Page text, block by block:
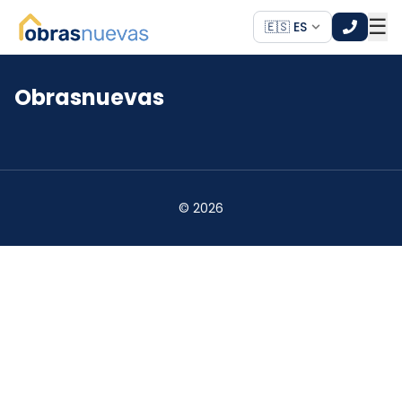
🇪🇸 ES ☰
*
Obrasnuevas
© 2026